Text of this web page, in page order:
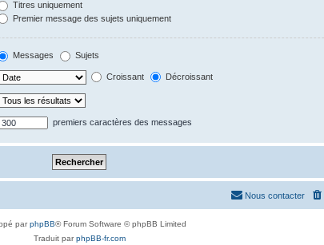
Titres uniquement
Premier message des sujets uniquement
Messages Sujets
Croissant Décroissant
premiers caractères des messages
Nous contacter
parphpBB® Forum Software © phpBB Limited
Traduit parphpBB-fr.com